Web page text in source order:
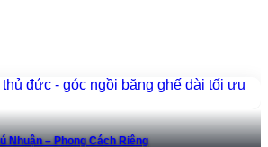
Nhuận – Phong Cách Riêng